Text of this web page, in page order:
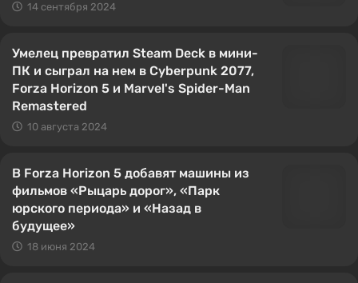
14 сентября 2024
Умелец превратил Steam Deck в мини-
ПК и сыграл на нем в Cyberpunk 2077,
Forza Horizon 5 и Marvel's Spider-Man
Remastered
10 августа 2024
В Forza Horizon 5 добавят машины из
фильмов «Рыцарь дорог», «Парк
юрского периода» и «Назад в
будущее»
18 июня 2024